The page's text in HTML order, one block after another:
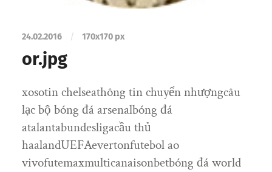
24.02.2016 / 170x170 px
or.jpg
xosotin chelseathông tin chuyển nhượngcâu
lạc bộ bóng đá arsenalbóng đá
atalantabundesligacầu thủ
haalandUEFAevertonfutebol ao
vivofutemaxmulticanaisonbetbóng đá world